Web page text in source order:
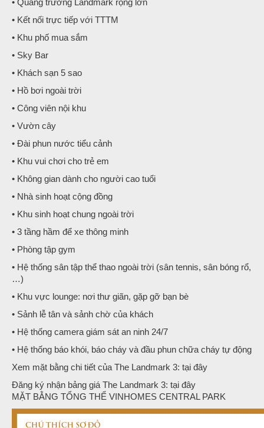
• Quảng trường Landmark rộng lớn
• Kết nối trực tiếp với TTTM
• Khu phố mua sắm
• Sky Bar
• Khách sạn 5 sao
• Hồ bơi ngoài trời
• Công viên nội khu
• Vườn cây
• Đài phun nước tiểu cảnh
• Khu vui chơi cho trẻ em
• Không gian dành cho người cao tuổi
• Nhà sinh hoạt cộng đồng
• Khu sinh hoạt chung ngoài trời
• 3 tầng hầm để xe thông minh
• Phòng tập gym
• Hệ thống sân tập thể thao ngoài trời (sân tennis, sân bóng rổ,
…)
• Khu vực lounge: nơi thư giãn, gặp gỡ bạn bè
• Sảnh lễ tân và sảnh chờ của khách
• Hệ thống camera giám sát an ninh 24/7
• Hệ thống báo khói, báo cháy và đầu phun chữa cháy tự động
Xem mặt bằng chi tiết của The Landmark 3: tại đây
Đăng ký nhận bảng giá The Landmark 3: tại đây
MẶT BẰNG TỔNG THỂ VINHOMES CENTRAL PARK